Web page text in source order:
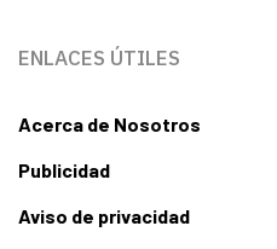
ENLACES ÚTILES
Acerca de Nosotros
Publicidad
Aviso de privacidad